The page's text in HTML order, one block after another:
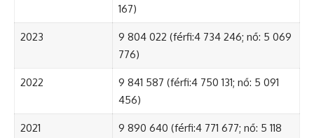
167)
2023
9 804 022 (férfi:4 734 246; nő: 5 069
776)
2022
9 841 587 (férfi:4 750 131; nő: 5 091
456)
2021
9 890 640 (férfi:4 771 677; nő: 5 118